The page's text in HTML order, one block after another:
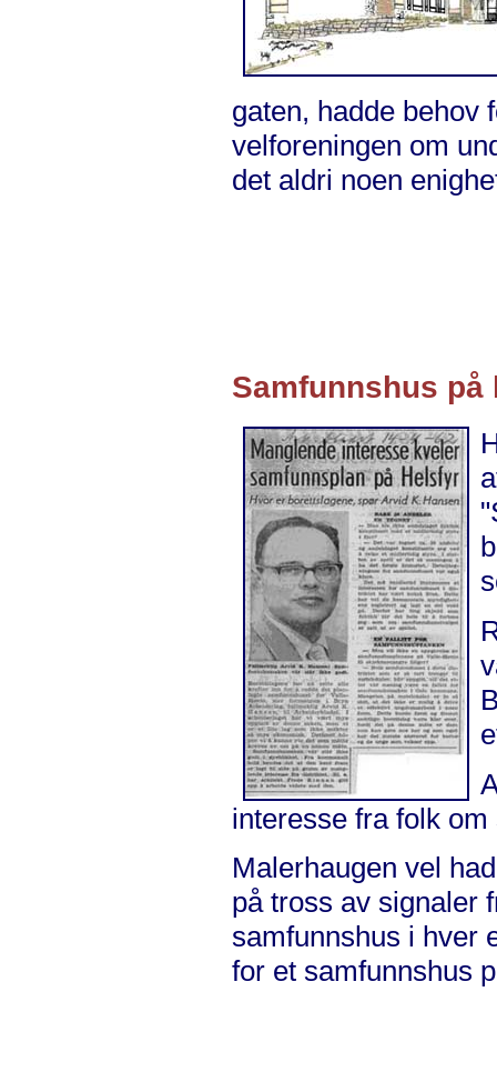
gaten, hadde behov
velforeningen om
det aldri noen
Samfunnshus
interesse fra folk
Malerhaugen vel
på tross av signaler
samfunnshus i hver
for et samfunnshus